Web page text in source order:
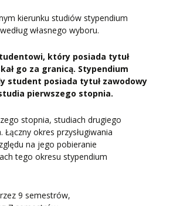
kierunku studiów stypendium
własnego wyboru.
który posiada tytuł
go za granicą. Stypendium
student posiada tytuł zawodowy
pierwszego stopnia.
stopnia, studiach drugiego
okres przysługiwania
na jego pobieranie
tego okresu stypendium
9 semestrów,